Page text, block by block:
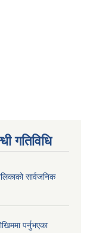
गतिविधि
सार्वजनिक
पर्नुभएका